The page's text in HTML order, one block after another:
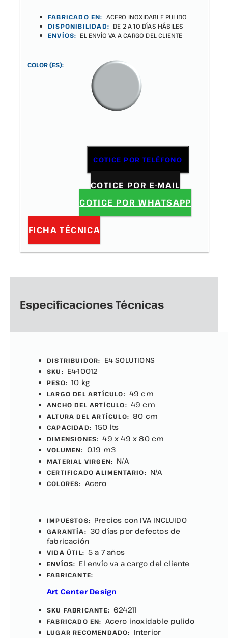
FABRICADO EN: ACERO INOXIDABLE PULIDO
DISPONIBILIDAD: DE 2 A 10 DÍAS HÁBILES
ENVÍOS: EL ENVÍO VA A CARGO DEL CLIENTE
COLOR (ES):
COTICE POR TELÉFONO
COTICE POR E-MAIL
COTICE POR WHATSAPP
FICHA TÉCNICA
Especificaciones Técnicas
DISTRIBUIDOR: E4 SOLUTIONS
SKU: E4-10012
PESO: 10 kg
LARGO DEL ARTÍCULO: 49 cm
ANCHO DEL ARTÍCULO: 49 cm
ALTURA DEL ARTÍCULO: 80 cm
CAPACIDAD: 150 lts
DIMENSIONES: 49 x 49 x 80 cm
VOLUMEN: 0.19 m3
MATERIAL VIRGEN: N/A
CERTIFICADO ALIMENTARIO: N/A
COLORES: Acero
IMPUESTOS: Precios con IVA INCLUIDO
GARANTÍA: 30 días por defectos de
fabricación
VIDA ÚTIL: 5 a 7 años
ENVÍOS: El envío va a cargo del cliente
FABRICANTE:
Art Center Design
SKU FABRICANTE: 624211
FABRICADO EN: Acero inoxidable pulido
LUGAR RECOMENDADO: Interior